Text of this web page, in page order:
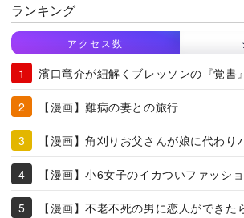
ランキング
アクセス数
濱口竜介が紐解くブレッソンの『覚書』
【漫画】難病の妻との旅行
【漫画】角刈りお父さんが娘に代わり
【漫画】小6女子のイカついファッシ
【漫画】不老不死の男に恋人ができた